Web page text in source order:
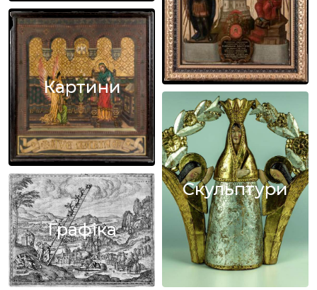
Картини
Скульптури
Графіка